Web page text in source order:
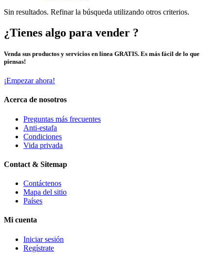
Sin resultados. Refinar la búsqueda utilizando otros criterios.
¿Tienes algo para vender ?
Venda sus productos y servicios en línea GRATIS. Es más fácil de lo que
piensas!
¡Empezar ahora!
Acerca de nosotros
Preguntas más frecuentes
Anti-estafa
Condiciones
Vida privada
Contact & Sitemap
Contáctenos
Mapa del sitio
Países
Mi cuenta
Iniciar sesión
Regístrate